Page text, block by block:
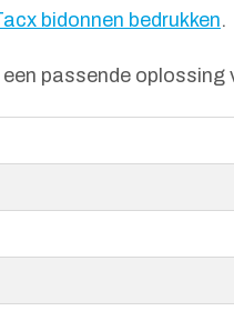
bidonnen bedrukken.
passende